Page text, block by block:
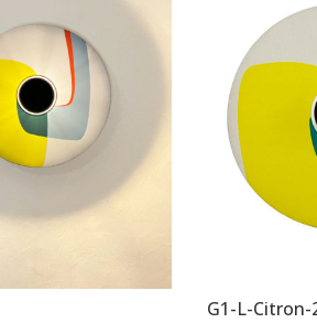
G1-L-Citron-